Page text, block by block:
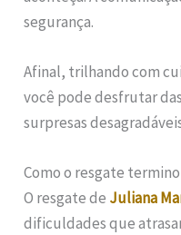
segurança.
Afinal, trilhando com
você pode desfrutar
surpresas
Como o resgate
O resgate de Juliana
dificuldades que